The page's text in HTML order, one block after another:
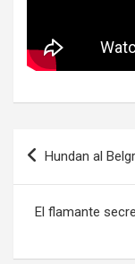
Navegación
entradas
Hundan al
El flamante